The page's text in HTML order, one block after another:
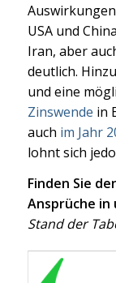
USA und
Iran, aber
deutlich.
und eine
Zinswende in
auch im Jahr
lohnt sich
Finden Sie
Ansprüche in
Stand der